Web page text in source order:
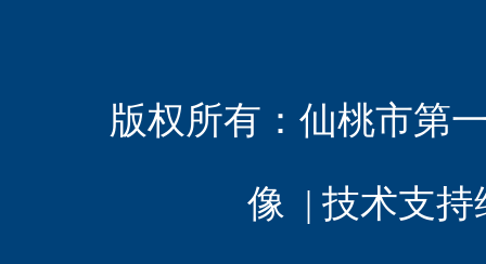
版权所有： 仙桃市第
像 | 技术支持